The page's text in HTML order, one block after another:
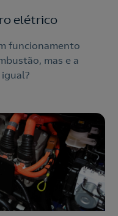
elétrico
funcionamento
mas e a